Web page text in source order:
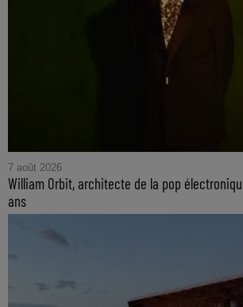
7 août 2026
William Orbit, architecte de la pop
ans